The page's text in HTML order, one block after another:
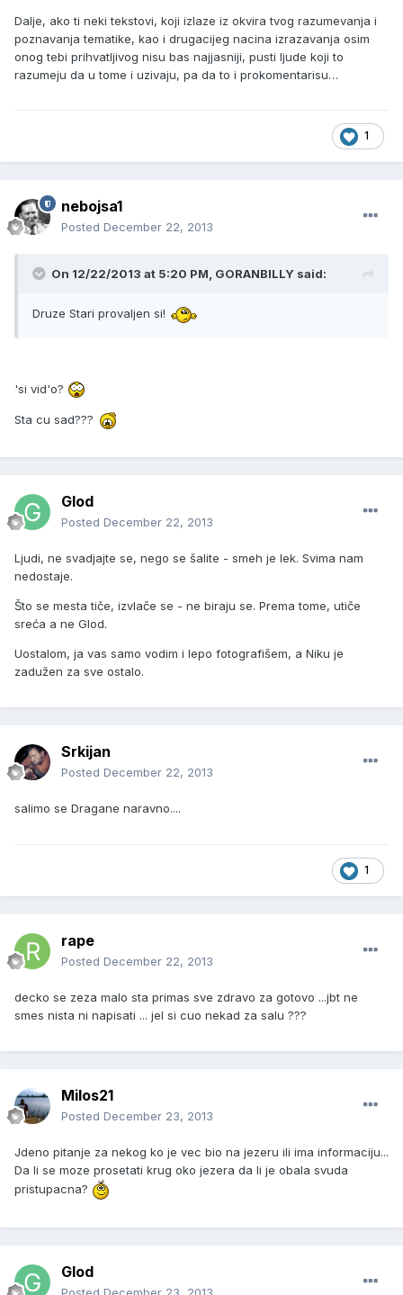
Dalje, ako ti neki tekstovi, koji izlaze iz okvira tvog razumevanja i
poznavanja tematike, kao i drugacijeg nacina izrazavanja osim
onog tebi prihvatljivog nisu bas najjasniji, pusti ljude koji to
razumeju da u tome i uzivaju, pa da to i prokomentarisu…
1
nebojsa1
Posted December 22, 2013
On 12/22/2013 at 5:20 PM, GORANBILLY said:
Druze Stari provaljen si!
'si vid'o?
Sta cu sad???
Glod
Posted December 22, 2013
Ljudi, ne svadjajte se, nego se šalite - smeh je lek. Svima nam
nedostaje.
Što se mesta tiče, izvlače se - ne biraju se. Prema tome, utiče
sreća a ne Glod.
Uostalom, ja vas samo vodim i lepo fotografišem, a Niku je
zadužen za sve ostalo.
Srkijan
Posted December 22, 2013
salimo se Dragane naravno....
1
rape
Posted December 22, 2013
decko se zeza malo sta primas sve zdravo za gotovo ...jbt ne
smes nista ni napisati ... jel si cuo nekad za salu ???
Milos21
Posted December 23, 2013
Jdeno pitanje za nekog ko je vec bio na jezeru ili ima informaciju...
Da li se moze prosetati krug oko jezera da li je obala svuda
pristupacna?
Glod